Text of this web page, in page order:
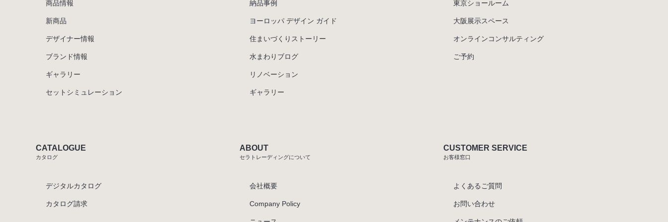
商品情報
新商品
デザイナー情報
ブランド情報
ギャラリー
セットシミュレーション
納品事例
ヨーロッパ デザイン ガイド
住まいづくりストーリー
水まわりブログ
リノベーション
ギャラリー
東京ショールーム
大阪展示スペース
オンラインコンサルティング
ご予約
CATALOGUE
カタログ
デジタルカタログ
カタログ請求
ABOUT
セラトレーディングについて
会社概要
Company Policy
CUSTOMER SERVICE
お客様窓口
よくあるご質問
お問い合わせ